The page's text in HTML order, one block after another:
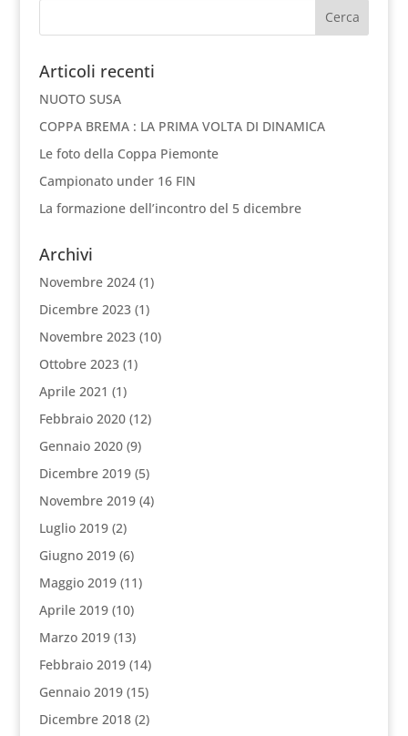
Articoli recenti
NUOTO SUSA
COPPA BREMA : LA PRIMA VOLTA DI DINAMICA
Le foto della Coppa Piemonte
Campionato under 16 FIN
La formazione dell’incontro del 5 dicembre
Archivi
Novembre 2024(1)
Dicembre 2023(1)
Novembre 2023(10)
Ottobre 2023(1)
Aprile 2021 (1)
Febbraio 2020(12)
Gennaio 2020(9)
Dicembre 2019(5)
Novembre 2019(4)
Luglio 2019(2)
Giugno 2019(6)
Maggio 2019(11)
Aprile 2019(10)
Marzo 2019(13)
Febbraio 2019(14)
Gennaio 2019(15)
Dicembre 2018(2)